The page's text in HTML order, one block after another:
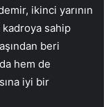
ikinci yarının
sahip
beri
hem de
iyi bir